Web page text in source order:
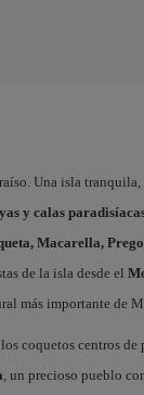
Una isla
y calas
Macarella,
de la isla desde el
más importante de
coquetos centros de
, un precioso pueblo